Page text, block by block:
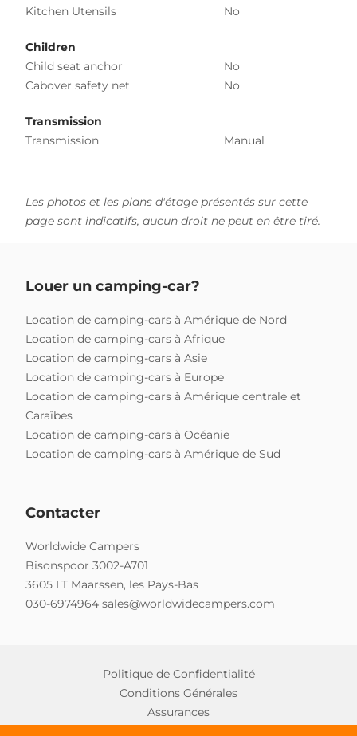
Kitchen Utensils
No
Children
Child seat anchor
No
Cabover safety net
No
Transmission
Transmission
Manual
Les photos et les plans d'étage présentés sur cette
page sont indicatifs, aucun droit ne peut en être tiré.
Louer un camping-car?
Location de camping-cars à Amérique de Nord
Location de camping-cars à Afrique
Location de camping-cars à Asie
Location de camping-cars à Europe
Location de camping-cars à Amérique centrale et
Caraïbes
Location de camping-cars à Océanie
Location de camping-cars à Amérique de Sud
Contacter
Worldwide Campers
Bisonspoor 3002-A701
3605 LT Maarssen, les Pays-Bas
030-6974964 sales@worldwidecampers.com
Politique de Confidentialité
Conditions Générales
Assurances